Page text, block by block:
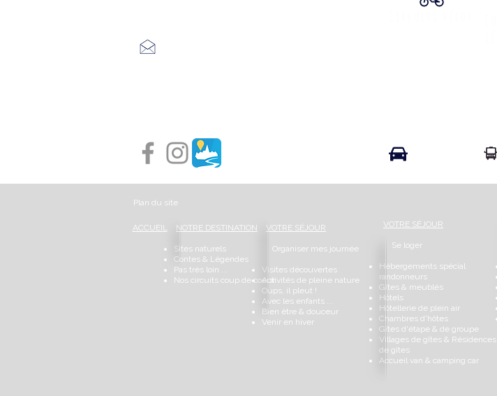
Plan du site
ACCUEIL VOTRE SÉJOUR
Organiser mes journée
Visites découvertes
Activités de pleine nature
Oups, il pleut !
Avec les enfants ...
Bien être & douceur
Venir en hiver
NOTRE DESTINATION
Sites naturels
Contes & Légendes
Pas très loin ...
Nos circuits coup de coeur
VOTRE SÉJOUR
Se loger
Hébergements spécial
randonneurs
Gîtes & meublés
Hôtels
Hôtellerie de plein air
Chambres d'hôtes
Gîtes d'étape & de groupe
Villages de gîtes & Résidences
de gîtes
Accueil van & camping car